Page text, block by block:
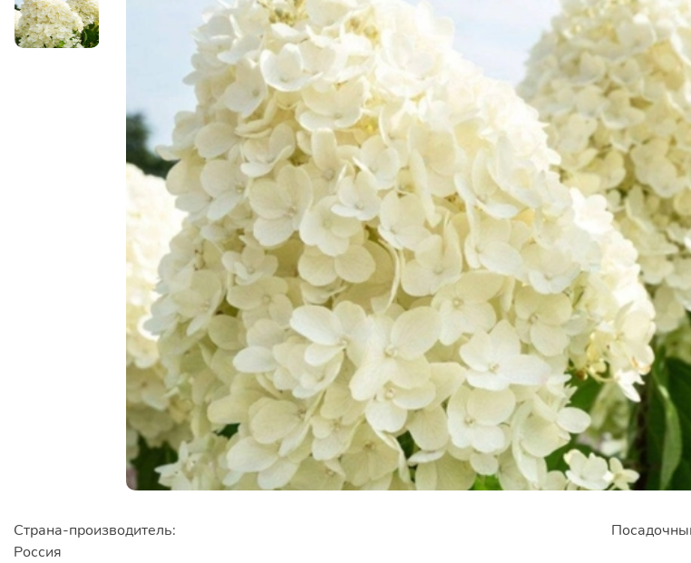
Страна-производитель:
Россия